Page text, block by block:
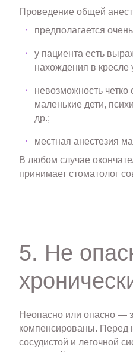
Проведение общей
предполагается
у пациента есть
нахождения в кресле
невозможность
маленькие дети,
др.;
местная анестезия
В любом случае
принимает стоматолог
5. Не
Неопасно или опасно —
компенсированы. Перед
сосудистой и легочной